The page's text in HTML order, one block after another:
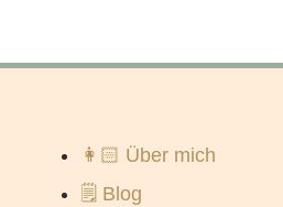
👩🏻 Über mich
🗒️ Blog